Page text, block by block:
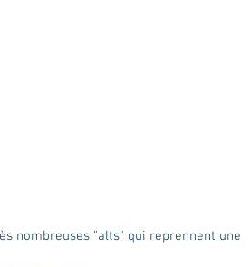
nombreuses "alts" qui reprennent une